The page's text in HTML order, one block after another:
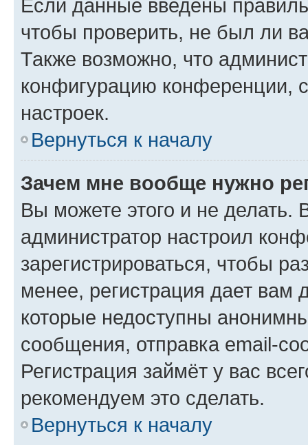
Если данные введены
чтобы проверить, не был ли
Также возможно, что
конфигурацию конференции,
настроек.
Вернуться к началу
Зачем мне вообще нужно
Вы можете этого и не делать.
администратор настроил
зарегистрироваться, чтобы
менее, регистрация дает вам
которые недоступны
сообщения, отправка email-
Регистрация займёт у вас
рекомендуем это сделать.
Вернуться к началу